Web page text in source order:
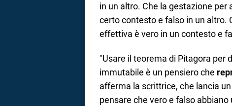
in un altro. Che la gestazione per
certo contesto e falso in un altro.
effettiva è vero in un contesto e
"Usare il teorema di Pitagora per
immutabile è un pensiero che
afferma la scrittrice, che lancia
pensare che vero e falso